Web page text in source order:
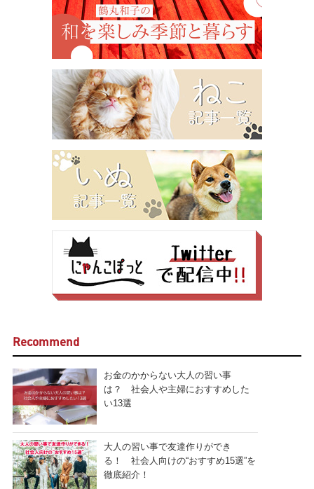
Recommend
お金のかからない大人の習い事
は？ 社会人や主婦におすすめした
い13選
大人の習い事で友達作りができ
る！ 社会人向けの“おすすめ15選”を
徹底紹介！